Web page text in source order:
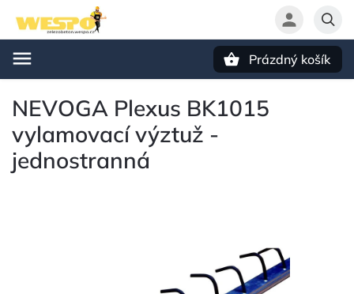
Prázdný košík
NEVOGA Plexus BK1015
vylamovací výztuž -
jednostranná